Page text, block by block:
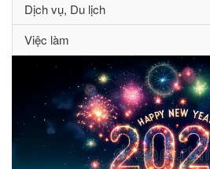
Dịch vụ, Du lịch
Việc làm